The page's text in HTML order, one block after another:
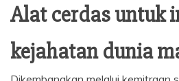
Alat cerdas untuk
kejahatan dunia